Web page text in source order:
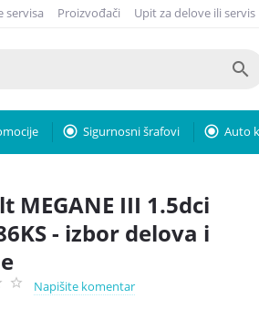
servisa Proizvođači Upit za delove ili servis

radio_button_checked Sigurnosni šrafovi radio_button_checked Auto
MEGANE III 1.5dci
- izbor delova i
Napišite komentar